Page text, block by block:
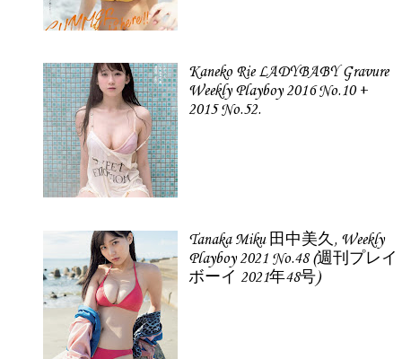
Kaneko Rie LADYBABY Gravure
Weekly Playboy 2016 No.10 +
2015 No.52.
Tanaka Miku 田中美久, Weekly
Playboy 2021 No.48 (週刊プレイ
ボーイ 2021年48号)